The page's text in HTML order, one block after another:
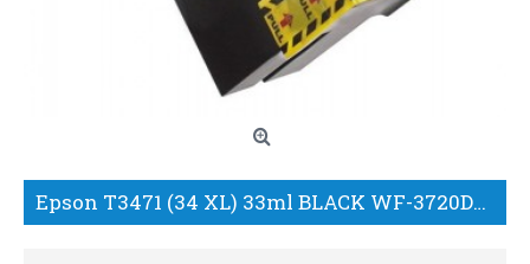
Epson T3471 (34 XL) 33ml BLACK WF-3720DWF-3725D ΣΥΜΒΑΤΟ ΜΕΛΑΝΙ/WW